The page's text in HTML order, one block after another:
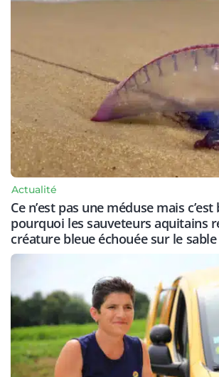
Actualité
Ce n’est pas une méduse mais
pourquoi les sauveteurs aquitains
créature bleue échouée sur le sable